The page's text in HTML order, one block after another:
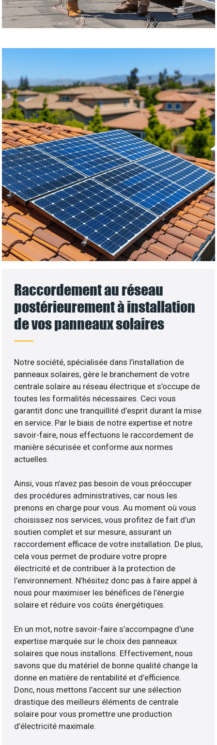
Raccordement au réseau
postérieurement à installation
de vos panneaux solaires
Notre société, spécialisée dans l’installation de
panneaux solaires, gère le branchement de votre
centrale solaire au réseau électrique et s’occupe de
toutes les formalités nécessaires. Ceci vous
garantit donc une tranquillité d’esprit durant la mise
en service. Par le biais de notre expertise et notre
savoir-faire, nous effectuons le raccordement de
manière sécurisée et conforme aux normes
actuelles.
Ainsi, vous n’avez pas besoin de vous préoccuper
des procédures administratives, car nous les
prenons en charge pour vous. Au moment où vous
choisissez nos services, vous profitez de fait d’un
soutien complet et sur mesure, assurant un
raccordement efficace de votre installation. De plus,
cela vous permet de produire votre propre
électricité et de contribuer à la protection de
l’environnement. N’hésitez donc pas à faire appel à
nous pour maximiser les bénéfices de l’énergie
solaire et réduire vos coûts énergétiques.
En un mot, notre savoir-faire s’accompagne d’une
expertise marquée sur le choix des panneaux
solaires que nous installons. Effectivement, nous
savons que du matériel de bonne qualité change la
donne en matière de rentabilité et d’efficience.
Donc, nous mettons l’accent sur une sélection
drastique des meilleurs éléments de centrale
solaire pour vous promettre une production
d’électricité maximale.